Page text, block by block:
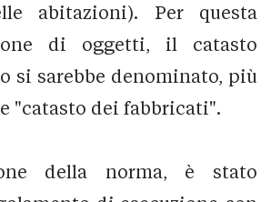
abitazioni). Per questa
di oggetti, il catasto
si sarebbe denominato, più
"catasto dei fabbricati".
della norma, è stato